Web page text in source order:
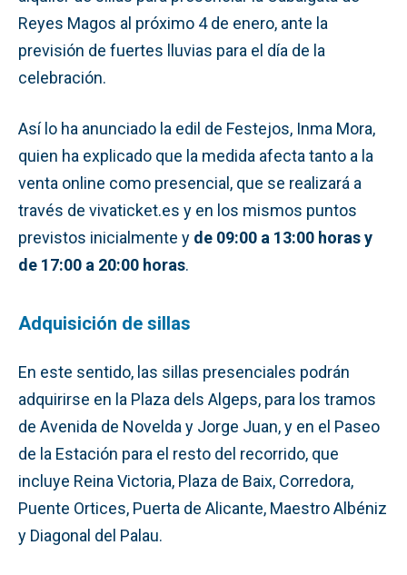
Reyes Magos al próximo 4 de enero, ante la
previsión de fuertes lluvias para el día de la
celebración.
Así lo ha anunciado la edil de Festejos, Inma Mora,
quien ha explicado que la medida afecta tanto a la
venta online como presencial, que se realizará a
través de vivaticket.es y en los mismos puntos
previstos inicialmente y de 09:00 a 13:00 horas y
de 17:00 a 20:00 horas.
Adquisición de sillas
En este sentido, las sillas presenciales podrán
adquirirse en la Plaza dels Algeps, para los tramos
de Avenida de Novelda y Jorge Juan, y en el Paseo
de la Estación para el resto del recorrido, que
incluye Reina Victoria, Plaza de Baix, Corredora,
Puente Ortices, Puerta de Alicante, Maestro Albéniz
y Diagonal del Palau.